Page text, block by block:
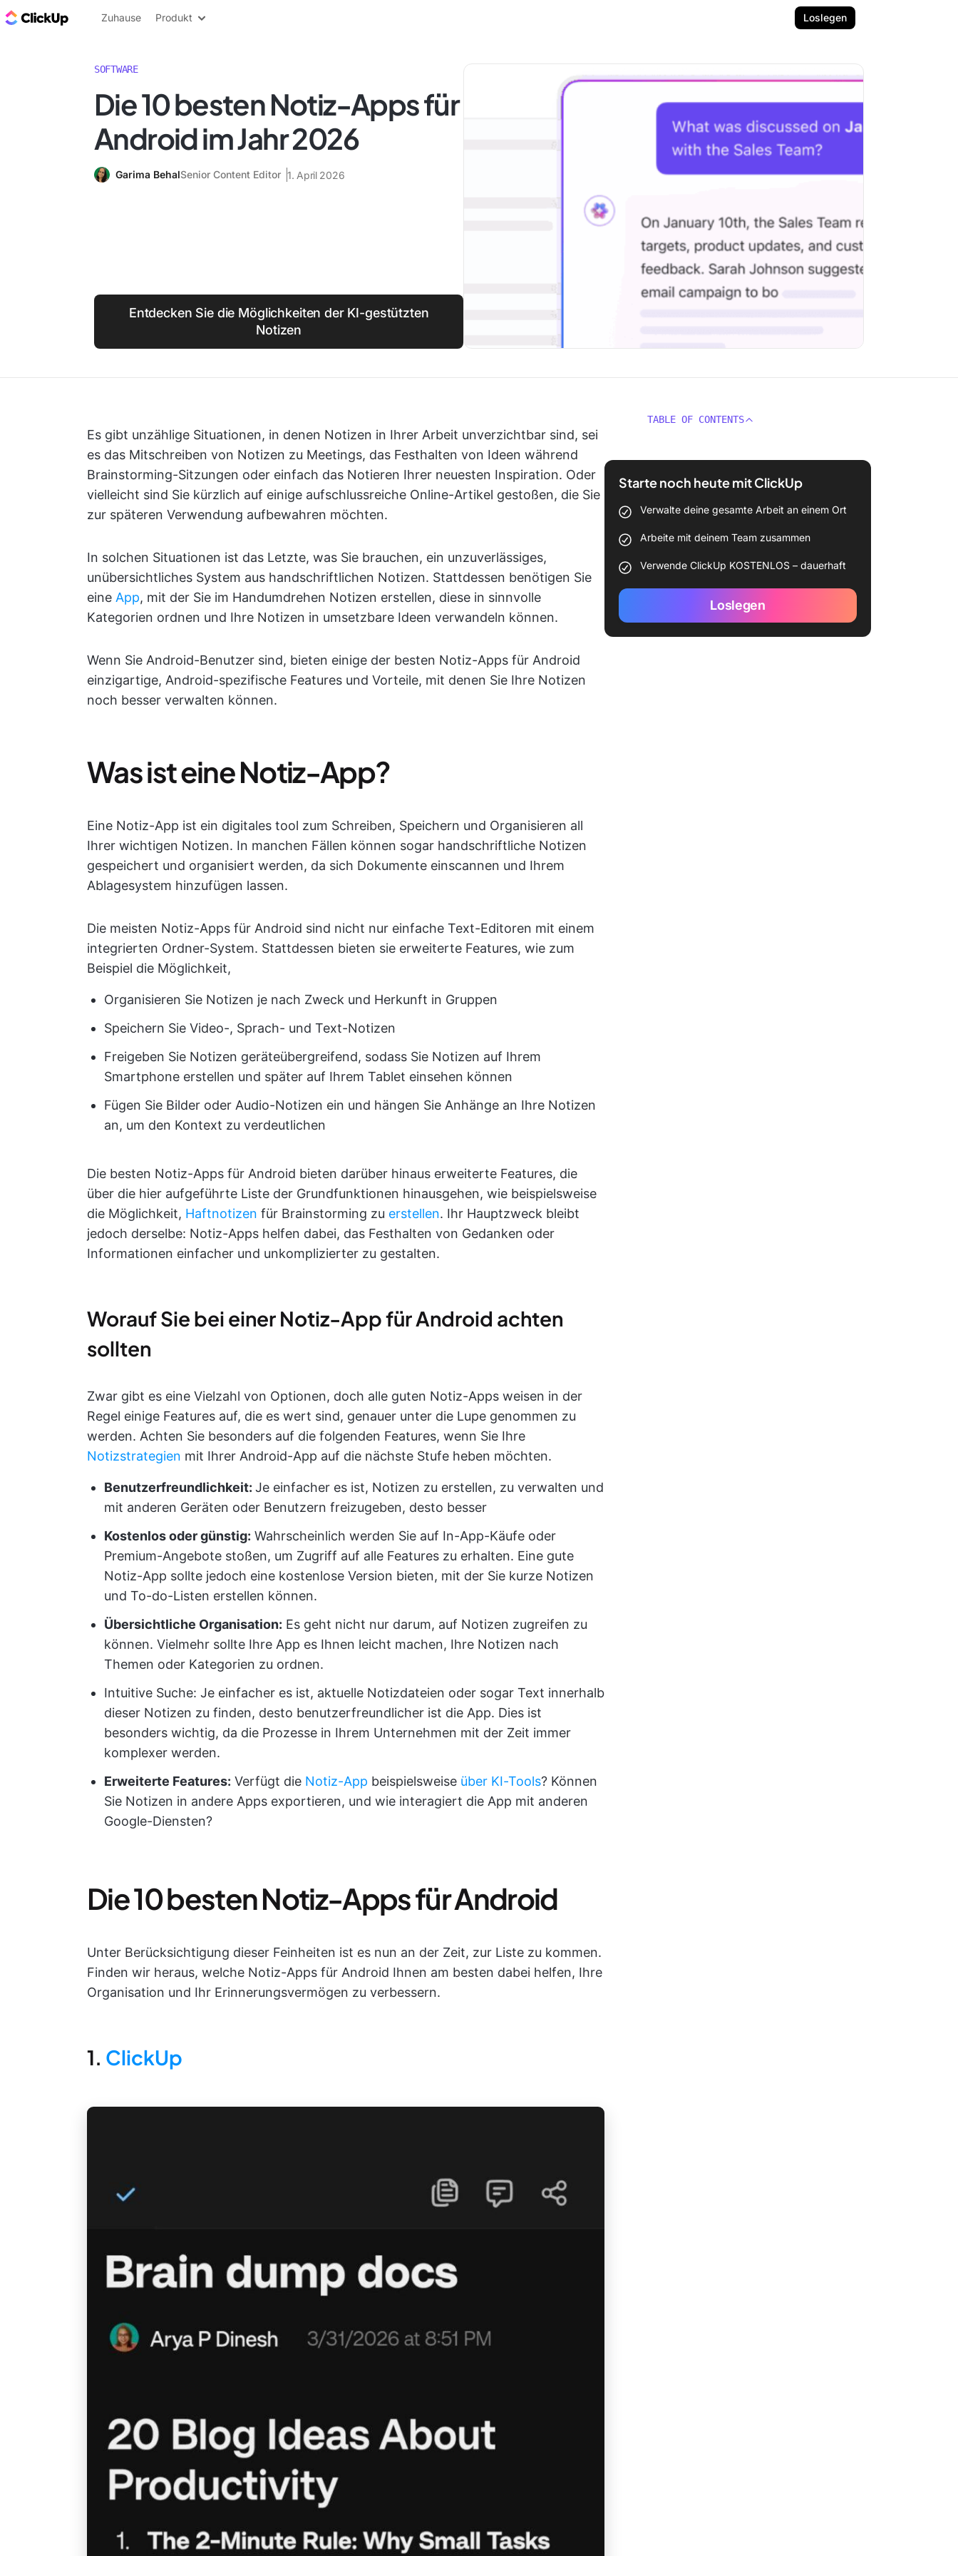
ClickUp Blog
Zuhause Produkt Loslegen
SOFTWARE
Die 10 besten Notiz-Apps für
Android im Jahr 2026
Garima BehalSenior Content Editor 1. April 2026
Entdecken Sie die Möglichkeiten der KI-gestützten
Notizen
Es gibt unzählige Situationen, in denen Notizen in Ihrer Arbeit unverzichtbar sind, sei
es das Mitschreiben von Notizen zu Meetings, das Festhalten von Ideen während
Brainstorming-Sitzungen oder einfach das Notieren Ihrer neuesten Inspiration. Oder
vielleicht sind Sie kürzlich auf einige aufschlussreiche Online-Artikel gestoßen, die Sie
zur späteren Verwendung aufbewahren möchten.
In solchen Situationen ist das Letzte, was Sie brauchen, ein unzuverlässiges,
unübersichtliches System aus handschriftlichen Notizen. Stattdessen benötigen Sie
eine App, mit der Sie im Handumdrehen Notizen erstellen, diese in sinnvolle
Kategorien ordnen und Ihre Notizen in umsetzbare Ideen verwandeln können.
Wenn Sie Android-Benutzer sind, bieten einige der besten Notiz-Apps für Android
einzigartige, Android-spezifische Features und Vorteile, mit denen Sie Ihre Notizen
noch besser verwalten können.
Was ist eine Notiz-App?
Eine Notiz-App ist ein digitales tool zum Schreiben, Speichern und Organisieren all
Ihrer wichtigen Notizen. In manchen Fällen können sogar handschriftliche Notizen
gespeichert und organisiert werden, da sich Dokumente einscannen und Ihrem
Ablagesystem hinzufügen lassen.
Die meisten Notiz-Apps für Android sind nicht nur einfache Text-Editoren mit einem
integrierten Ordner-System. Stattdessen bieten sie erweiterte Features, wie zum
Beispiel die Möglichkeit,
Organisieren Sie Notizen je nach Zweck und Herkunft in Gruppen
Speichern Sie Video-, Sprach- und Text-Notizen
Freigeben Sie Notizen geräteübergreifend, sodass Sie Notizen auf Ihrem
Smartphone erstellen und später auf Ihrem Tablet einsehen können
Fügen Sie Bilder oder Audio-Notizen ein und hängen Sie Anhänge an Ihre Notizen
an, um den Kontext zu verdeutlichen
Die besten Notiz-Apps für Android bieten darüber hinaus erweiterte Features, die
über die hier aufgeführte Liste der Grundfunktionen hinausgehen, wie beispielsweise
die Möglichkeit, Haftnotizen für Brainstorming zu erstellen. Ihr Hauptzweck bleibt
jedoch derselbe: Notiz-Apps helfen dabei, das Festhalten von Gedanken oder
Informationen einfacher und unkomplizierter zu gestalten.
Worauf Sie bei einer Notiz-App für Android achten
sollten
Zwar gibt es eine Vielzahl von Optionen, doch alle guten Notiz-Apps weisen in der
Regel einige Features auf, die es wert sind, genauer unter die Lupe genommen zu
werden. Achten Sie besonders auf die folgenden Features, wenn Sie Ihre
Notizstrategien mit Ihrer Android-App auf die nächste Stufe heben möchten.
Benutzerfreundlichkeit: Je einfacher es ist, Notizen zu erstellen, zu verwalten und
mit anderen Geräten oder Benutzern freizugeben, desto besser
Kostenlos oder günstig: Wahrscheinlich werden Sie auf In-App-Käufe oder
Premium-Angebote stoßen, um Zugriff auf alle Features zu erhalten. Eine gute
Notiz-App sollte jedoch eine kostenlose Version bieten, mit der Sie kurze Notizen
und To-do-Listen erstellen können.
Übersichtliche Organisation: Es geht nicht nur darum, auf Notizen zugreifen zu
können. Vielmehr sollte Ihre App es Ihnen leicht machen, Ihre Notizen nach
Themen oder Kategorien zu ordnen.
Intuitive Suche: Je einfacher es ist, aktuelle Notizdateien oder sogar Text innerhalb
dieser Notizen zu finden, desto benutzerfreundlicher ist die App. Dies ist
besonders wichtig, da die Prozesse in Ihrem Unternehmen mit der Zeit immer
komplexer werden.
Erweiterte Features: Verfügt die Notiz-App beispielsweise über KI-Tools? Können
Sie Notizen in andere Apps exportieren, und wie interagiert die App mit anderen
Google-Diensten?
Die 10 besten Notiz-Apps für Android
Unter Berücksichtigung dieser Feinheiten ist es nun an der Zeit, zur Liste zu kommen.
Finden wir heraus, welche Notiz-Apps für Android Ihnen am besten dabei helfen, Ihre
Organisation und Ihr Erinnerungsvermögen zu verbessern.
1. ClickUp
TABLE OF CONTENTS
Starte noch heute mit ClickUp
Verwalte deine gesamte Arbeit an einem Ort
Arbeite mit deinem Team zusammen
Verwende ClickUp KOSTENLOS – dauerhaft
Loslegen